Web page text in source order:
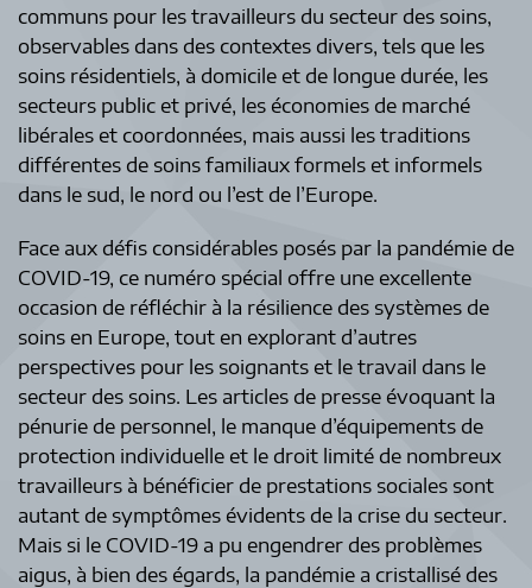
communs pour les travailleurs du secteur des soins,
observables dans des contextes divers, tels que les
soins résidentiels, à domicile et de longue durée, les
secteurs public et privé, les économies de marché
libérales et coordonnées, mais aussi les traditions
différentes de soins familiaux formels et informels
dans le sud, le nord ou l’est de l’Europe.
Face aux défis considérables posés par la pandémie de
COVID-19, ce numéro spécial offre une excellente
occasion de réfléchir à la résilience des systèmes de
soins en Europe, tout en explorant d’autres
perspectives pour les soignants et le travail dans le
secteur des soins. Les articles de presse évoquant la
pénurie de personnel, le manque d’équipements de
protection individuelle et le droit limité de nombreux
travailleurs à bénéficier de prestations sociales sont
autant de symptômes évidents de la crise du secteur.
Mais si le COVID-19 a pu engendrer des problèmes
aigus, à bien des égards, la pandémie a cristallisé des